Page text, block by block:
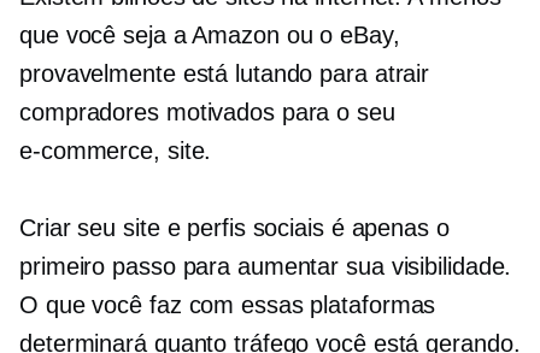
que você seja a Amazon ou o eBay,
provavelmente está lutando para atrair
compradores motivados para o seu
e-commerce, site.
Criar seu site e perfis sociais é apenas o
primeiro passo para aumentar sua visibilidade.
O que você faz com essas plataformas
determinará quanto tráfego você está gerando.